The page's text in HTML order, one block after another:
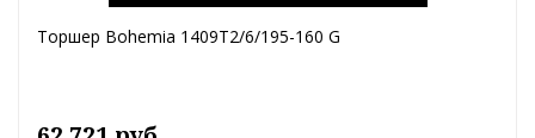
Торшер Bohemia 1409T2/6/195-160 G